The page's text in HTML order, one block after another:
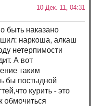
10 Дек. 11, 04:31
быть наказано
наркоша, алкаш
нетерпимости
А вот
таким
бы постыдной
курить - это
обмочиться